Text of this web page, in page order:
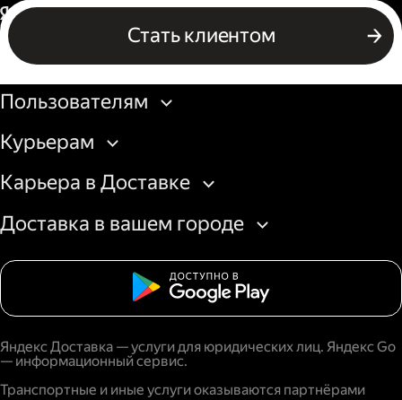
Стать клиентом
Россия
Бизнесу
Пользователям
Курьерам
Карьера в Доставке
Доставка в вашем городе
Яндекс Доставка — услуги для юридических лиц. Яндекс Go
— информационный сервис.
Транспортные и иные услуги оказываются партнёрами